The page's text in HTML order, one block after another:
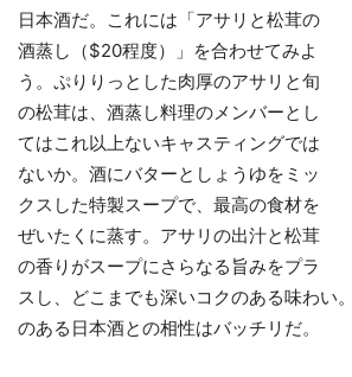
日本酒だ。これには「アサリと松茸の
酒蒸し（$20程度）」を合わせてみよ
う。ぷりりっとした肉厚のアサリと旬
の松茸は、酒蒸し料理のメンバーとし
てはこれ以上ないキャスティングでは
ないか。酒にバターとしょうゆをミッ
クスした特製スープで、最高の食材を
ぜいたくに蒸す。アサリの出汁と松茸
の香りがスープにさらなる旨みをプラ
スし、どこまでも深いコクのある味わい
のある日本酒との相性はバッチリだ。